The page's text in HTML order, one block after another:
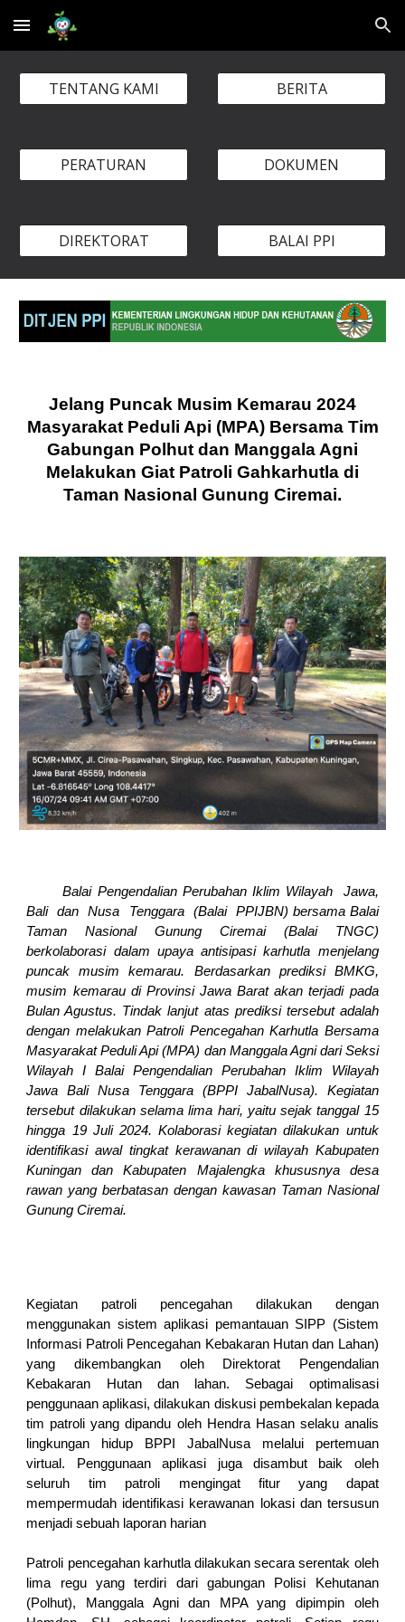
Skip to main content Skip to navigation
TENTANG KAMI BERITA
PERATURAN DOKUMEN
DIREKTORAT BALAI PPI
Jelang Puncak Musim Kemarau 2024
Masyarakat Peduli Api (MPA) Bersama Tim
Gabungan Polhut dan Manggala Agni
Melakukan Giat Patroli Gahkarhutla di
Taman Nasional Gunung Ciremai.
Balai Pengendalian Perubahan Iklim Wilayah Jawa,
Bali dan Nusa Tenggara (Balai PPIJBN) bersama Balai
Taman Nasional Gunung Ciremai (Balai TNGC)
berkolaborasi dalam upaya antisipasi karhutla menjelang
puncak musim kemarau. Berdasarkan prediksi BMKG,
musim kemarau di Provinsi Jawa Barat akan terjadi pada
Bulan Agustus. Tindak lanjut atas prediksi tersebut adalah
dengan melakukan Patroli Pencegahan Karhutla Bersama
Masyarakat Peduli Api (MPA) dan Manggala Agni dari Seksi
Wilayah I Balai Pengendalian Perubahan Iklim Wilayah
Jawa Bali Nusa Tenggara (BPPI JabalNusa). Kegiatan
tersebut dilakukan selama lima hari, yaitu sejak tanggal 15
hingga 19 Juli 2024. Kolaborasi kegiatan dilakukan untuk
identifikasi awal tingkat kerawanan di wilayah Kabupaten
Kuningan dan Kabupaten Majalengka khususnya desa
rawan yang berbatasan dengan kawasan Taman Nasional
Gunung Ciremai.
Kegiatan patroli pencegahan dilakukan dengan
menggunakan sistem aplikasi pemantauan SIPP (Sistem
Informasi Patroli Pencegahan Kebakaran Hutan dan Lahan)
yang dikembangkan oleh Direktorat Pengendalian
Kebakaran Hutan dan lahan. Sebagai optimalisasi
penggunaan aplikasi, dilakukan diskusi pembekalan kepada
tim patroli yang dipandu oleh Hendra Hasan selaku analis
lingkungan hidup BPPI JabalNusa melalui pertemuan
virtual. Penggunaan aplikasi juga disambut baik oleh
seluruh tim patroli mengingat fitur yang dapat
mempermudah identifikasi kerawanan lokasi dan tersusun
menjadi sebuah laporan harian
Patroli pencegahan karhutla dilakukan secara serentak oleh
lima regu yang terdiri dari gabungan Polisi Kehutanan
(Polhut), Manggala Agni dan MPA yang dipimpin oleh